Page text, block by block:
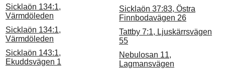
Sicklaön 134:1,
Värmdöleden
Sicklaön 134:1,
Värmdöleden
Sicklaön 143:1,
Ekuddsvägen 1
Sicklaön 37:83, Östra
Finnbodavägen 26
Tattby 7:1, Ljuskärrsvägen
55
Nebulosan 11,
Lagmansvägen